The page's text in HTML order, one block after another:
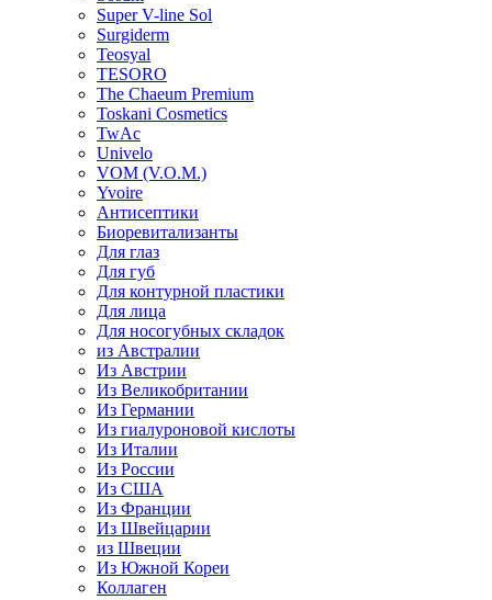
Super V-line Sol
Surgiderm
Teosyal
TESORO
The Chaeum Premium
Toskani Cosmetics
TwAc
Univelo
VOM (V.O.M.)
Yvoire
Антисептики
Биоревитализанты
Для глаз
Для губ
Для контурной пластики
Для лица
Для носогубных складок
из Австралии
Из Австрии
Из Великобритании
Из Германии
Из гиалуроновой кислоты
Из Италии
Из России
Из США
Из Франции
Из Швейцарии
из Швеции
Из Южной Кореи
Коллаген